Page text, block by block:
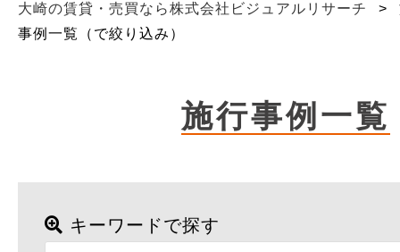
大崎の賃貸・売買なら株式会社ビジュアルリサーチ >
事例一覧（で絞り込み）
施行事例一覧
キーワードで探す